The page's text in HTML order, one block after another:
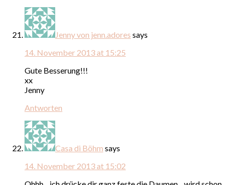
Jenny von jenn.adores says
14. November 2013 at 15:25
Gute Besserung!!!
xx
Jenny
Antworten
Casa di Böhm says
14. November 2013 at 15:02